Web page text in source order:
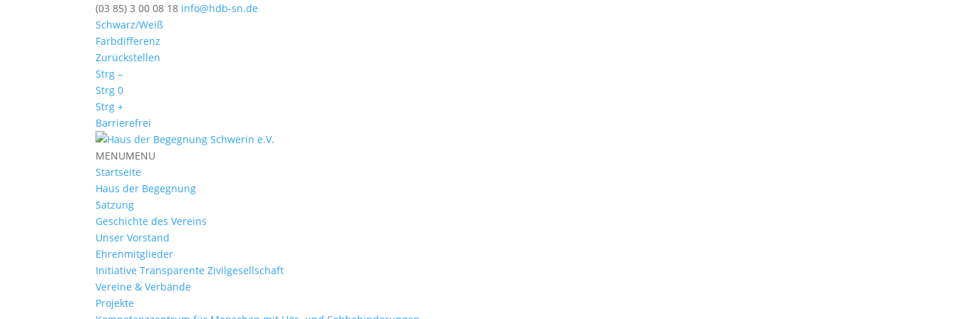
(03 85) 3 00 08 18 info@hdb-sn.de
Schwarz/Weiß
Farbdifferenz
Zurückstellen
Strg –
Strg 0
Strg +
Barrierefrei
MENUMENU
Startseite
Haus der Begegnung
Satzung
Geschichte des Vereins
Unser Vorstand
Ehrenmitglieder
Initiative Transparente Zivilgesellschaft
Vereine & Verbände
Projekte